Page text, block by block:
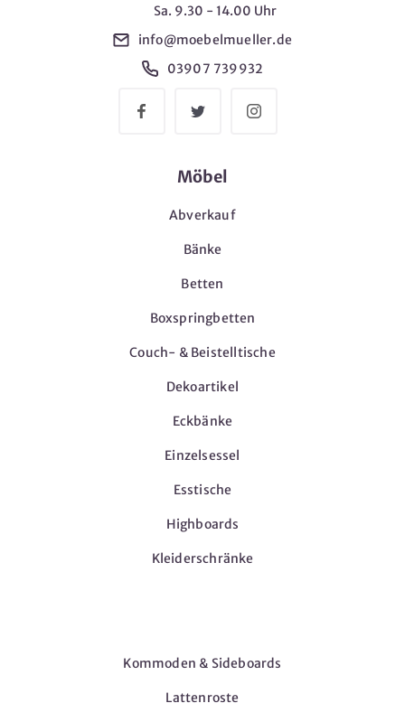
Sa. 9.30 - 14.00 Uhr
info@moebelmueller.de
03907 739932
Möbel
Abverkauf
Bänke
Betten
Boxspringbetten
Couch- & Beistelltische
Dekoartikel
Eckbänke
Einzelsessel
Esstische
Highboards
Kleiderschränke
Kommoden & Sideboards
Lattenroste